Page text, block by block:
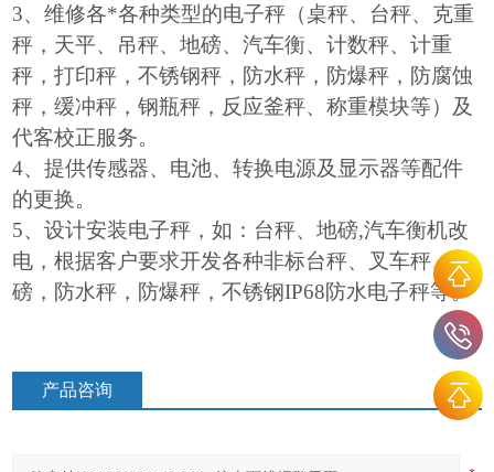
3、维修各*各种类型的电子秤（桌秤、台秤、克重
秤，天平、吊秤、地磅、汽车衡、计数秤、计重
秤，打印秤，不锈钢秤，防水秤，防爆秤，防腐蚀
秤，缓冲秤，钢瓶秤，反应釜秤、称重模块等）及
代客校正服务。
4、提供传感器、电池、转换电源及显示器等配件
的更换。
5、设计安装电子秤，如：台秤、地磅,汽车衡机改
电，根据客户要求开发各种非标台秤、叉车秤、地
磅，防水秤，防爆秤，不锈钢IP68防水电子秤等。
产品咨询